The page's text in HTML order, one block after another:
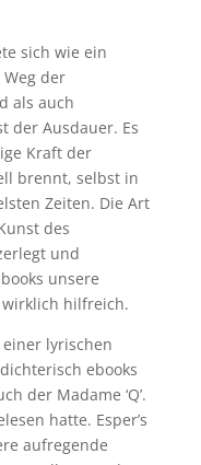
sich wie ein
der
als auch
der Ausdauer. Es
Kraft der
brennt, selbst in
Zeiten. Die Art
des
und
unsere
wirklich hilfreich.
lyrischen
ebooks
der Madame ‘Q’.
hatte. Esper’s
aufregende